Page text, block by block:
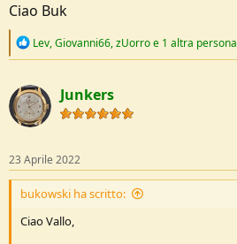
Ciao Buk
R
c
t
i
o
s
:
Lev,Giovanni66,zUorroe 1 altra persona
Junkers
23 Aprile 2022
bukowski ha scritto:
Ciao Vallo,